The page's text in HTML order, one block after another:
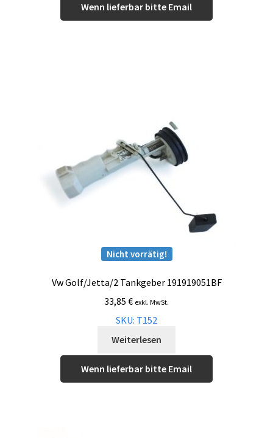
Wenn lieferbar bitte Email
Nicht vorrätig!
Vw Golf/Jetta/2 Tankgeber 191919051BF
33,85 € exkl. MwSt.
SKU: T152
Weiterlesen
Wenn lieferbar bitte Email